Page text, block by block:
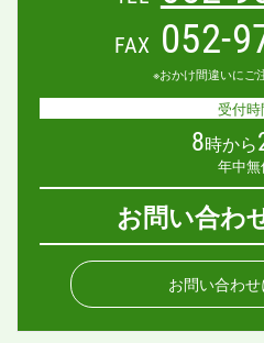
FAX 052-
※おかけ間違いにご
受付時
8時から
年中
お問い合わ
お問い合わ